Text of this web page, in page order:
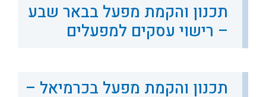
תכנון והקמת מפעל בבאר שבע
– רישוי עסקים למפעלים
תכנון והקמת מפעל בכרמיאל –